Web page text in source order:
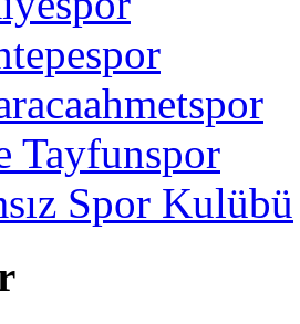
Tayfunspor
Spor Kulübü